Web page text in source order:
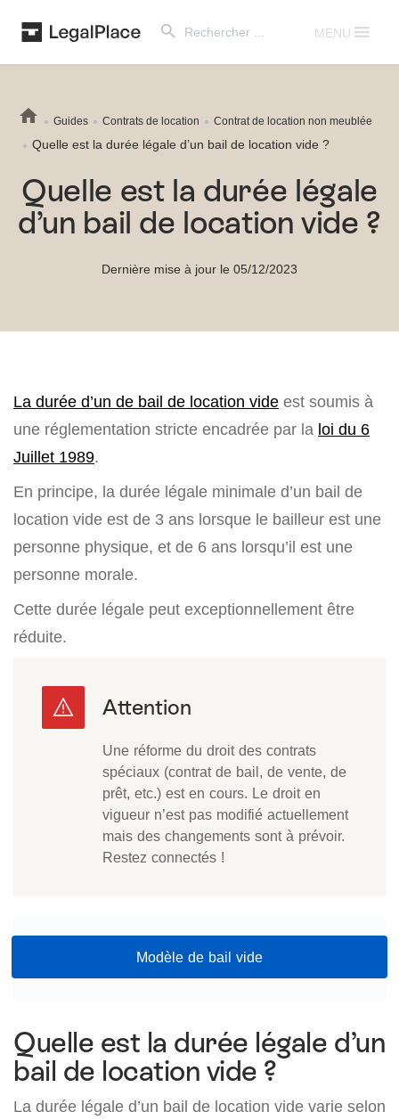
for:
MENU
Guides Contrats de location Contrat de location non meublée
Quelle est la durée légale d’un bail de location vide ?
Quelle est la durée légale
d’un bail de location vide ?
Dernière mise à jour le 05/12/2023
La durée d’un de bail de location vide est soumis à
une réglementation stricte encadrée par la loi du 6
Juillet 1989.
En principe, la durée légale minimale d’un bail de
location vide est de 3 ans lorsque le bailleur est une
personne physique, et de 6 ans lorsqu’il est une
personne morale.
Cette durée légale peut exceptionnellement être
réduite.
Une réforme du droit des contrats
spéciaux (contrat de bail, de vente, de
prêt, etc.) est en cours. Le droit en
vigueur n’est pas modifié actuellement
mais des changements sont à prévoir.
Restez connectés !
Modèle de bail vide
Quelle est la durée légale d’un
bail de location vide ?
La durée légale d’un bail de location vide varie selon